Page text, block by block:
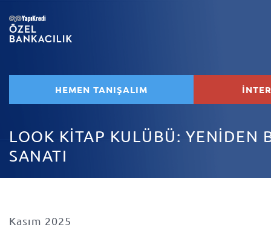
HEMEN TANIŞALIM
LOOK KİTAP KULÜBÜ: YENİDEN
SANATI
Kasım 2025